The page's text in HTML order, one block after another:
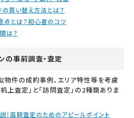
買い替え方法とは？
点とは？初心者のコツ
は？
の事前調査・査定
物件の成約事例、エリア特性等を考慮
上査定」と「訪問査定」の2種類ありま
！高額査定のためのアピールポイント